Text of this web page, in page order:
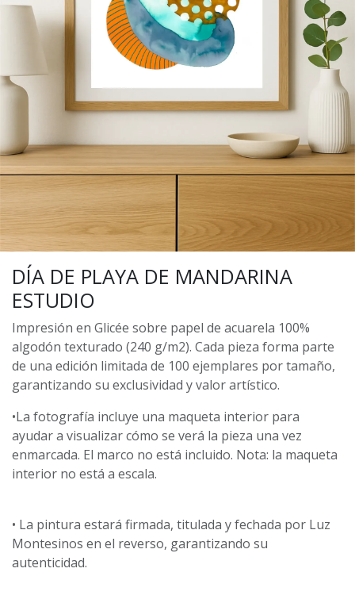
DÍA DE PLAYA DE MANDARINA
ESTUDIO
Impresión en Glicée sobre papel de acuarela 100%
algodón texturado (240 g/m2). Cada pieza forma parte
de una edición limitada de 100 ejemplares por tamaño,
garantizando su exclusividad y valor artístico.
•La fotografía incluye una maqueta interior para
ayudar a visualizar cómo se verá la pieza una vez
enmarcada. El marco no está incluido. Nota: la maqueta
interior no está a escala.
• La pintura estará firmada, titulada y fechada por Luz
Montesinos en el reverso, garantizando su
autenticidad.